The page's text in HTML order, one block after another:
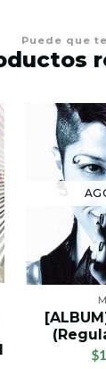
Puede que